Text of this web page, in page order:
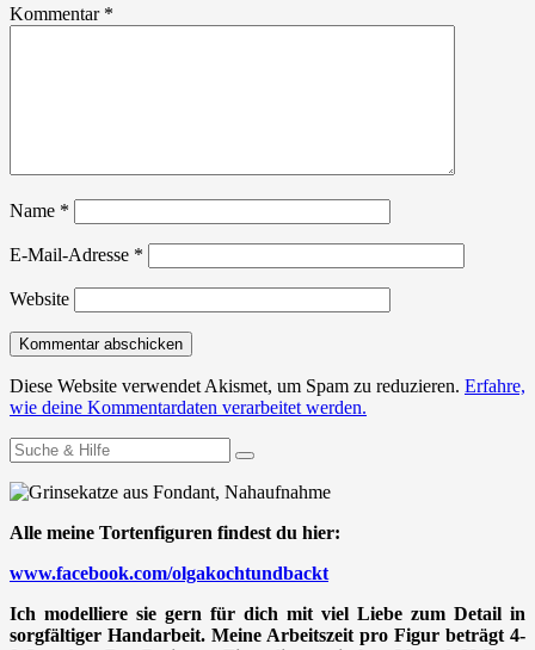
Kommentar *
Name *
E-Mail-Adresse *
Website
Diese Website verwendet Akismet, um Spam zu reduzieren. Erfahre,
wie deine Kommentardaten verarbeitet werden.
Suchen
nach:
Alle meine Tortenfiguren findest du hier:
www.facebook.com/olgakochtundbackt
Ich modelliere sie gern für dich mit viel Liebe zum Detail in
sorgfältiger Handarbeit. Meine Arbeitszeit pro Figur beträgt 4-